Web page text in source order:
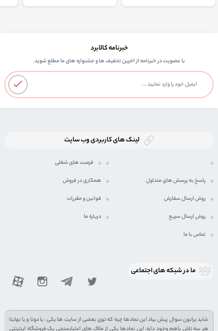
خبرنامه کالابرد
با عضویت در خبرنامه از اخرین تحفیف ها و جشنواره های ما مطلع شوید.
لینک های کاربردی وب سایت
فرصت های شغلی
پاسخ به پرسش های متداول همکاری در فروش
روش ارسال سفارش قوانین و مقررات
روش ارسال سریع درباره ما
تماس با ما
ما در شبكه های اجتماعی
شاید براتون سوال پیش بیاد این نمادها چیه که توی بعضی از سایت ها یکی ، یا دوتا و یا نهایتا
هر سه تاش باهم وجود داره. این نمادها یکی از ملاک های اعتبارسنجی یک فروشگاه اینترنتی